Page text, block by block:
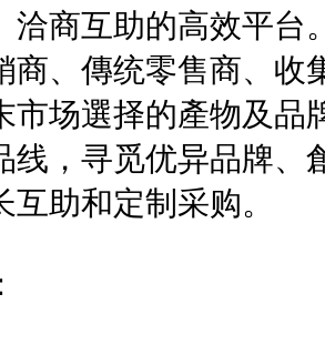
洽商互助的高效平台
商、傳统零售商、收
市场選择的產物及品
线，寻觅优异品牌、
助和定制采购。